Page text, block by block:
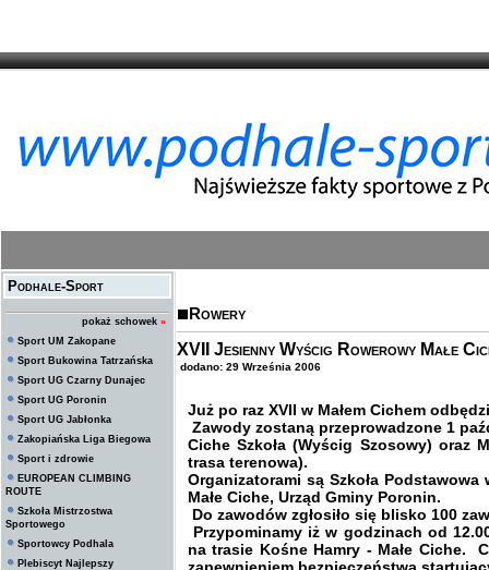
Podhale-Sport
pokaż schowek »
Sport UM Zakopane
Sport Bukowina Tatrzańska
Sport UG Czarny Dunajec
Sport UG Poronin
Sport UG Jabłonka
Zakopiańska Liga Biegowa
Sport i zdrowie
EUROPEAN CLIMBING
ROUTE
Szkoła Mistrzostwa
Sportowego
Sportowcy Podhala
Plebiscyt Najlepszy
Rowery
XVII Jesienny Wyścig Rowerowy Małe
dodano: 29 Września 2006
Już po raz XVII w Małem Cichem
Zawody zostaną przeprowadzone 1
Ciche Szkoła (Wyścig Szosowy) oraz
trasa terenowa).
Organizatorami są Szkoła Podstawowa
Małe Ciche, Urząd Gminy Poronin.
Do zawodów zgłosiło się blisko 100
Przypominamy iż w godzinach od
na trasie Kośne Hamry - Małe Ciche.